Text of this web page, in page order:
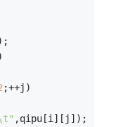
;++j)
,qipu[i][j]);